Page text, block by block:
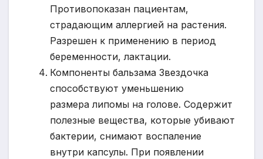
Противопоказан пациентам,
страдающим аллергией на растения.
Разрешен к применению в период
беременности, лактации.
Компоненты бальзама Звездочка
способствуют уменьшению
размера липомы на голове. Содержит
полезные вещества, которые убивают
бактерии, снимают воспаление
внутри капсулы. При появлении